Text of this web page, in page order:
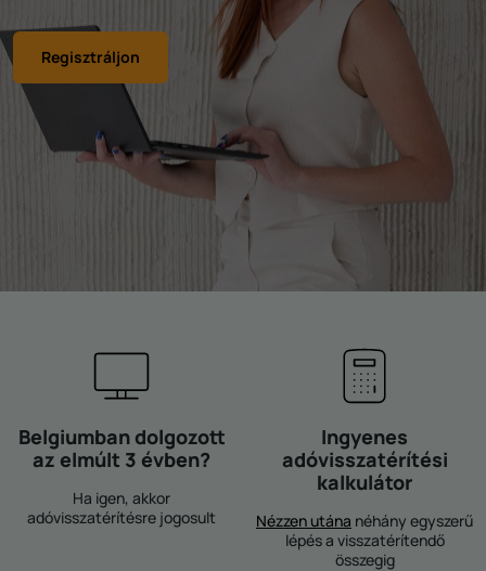
Regisztráljon
Belgiumban dolgozott
az elmúlt 3 évben?
Ha igen, akkor
adóvisszatérítésre jogosult
Ingyenes
adóvisszatérítési
kalkulátor
Nézzen utána néhány egyszerű
lépés a visszatérítendő
összegig